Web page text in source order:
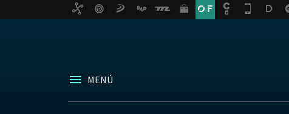
MENÚ